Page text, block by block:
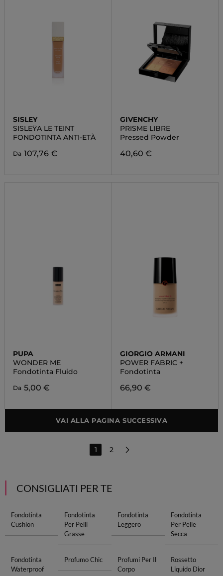
SISLEY
SISLEŸA LE TEINT
FONDOTINTA ANTI-ETÀ
Da 107,76 €
GIVENCHY
PRISME LIBRE
Pressed Powder
40,60 €
PUPA
WONDER ME
Fondotinta Fluido
Da 5,00 €
GIORGIO ARMANI
POWER FABRIC +
Fondotinta
66,90 €
VAI ALLA PAGINA SUCCESSIVA
1 2
CONSIGLIATI PER TE
Fondotinta
Cushion
Fondotinta
Per Pelli
Grasse
Fondotinta
Leggero
Fondotinta
Per Pelle
Secca
Fondotinta
Waterproof
Profumo Chic
Profumi Per Il
Corpo
Rossetto
Liquido Dior